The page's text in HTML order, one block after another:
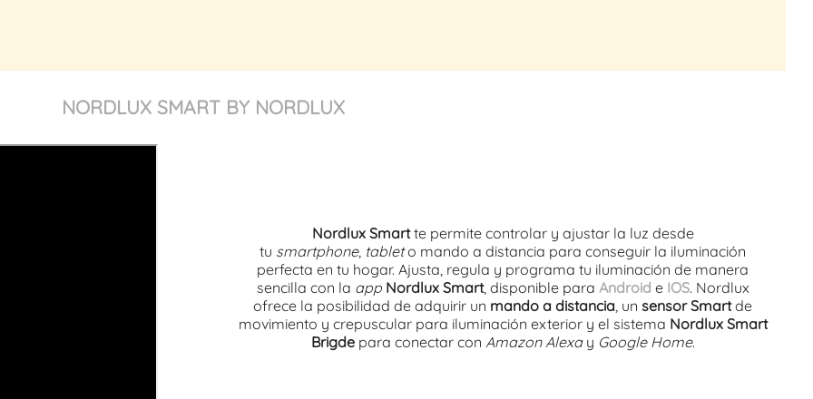
NORDLUX SMART BY NORDLUX
Nordlux Smartte permite controlar y ajustar la luz desde
tu smartphone, tableto mando a distancia para conseguir la iluminación
perfecta en tu hogar. Ajusta, regula y programa tu iluminación de manera
sencilla con la app Nordlux Smart, disponible para Android e IOS. Nordlux
ofrece la posibilidad de adquirir un mando a distancia , un sensor Smartde
movimiento y crepuscular para iluminación exterior y el sistema Nordlux Smart
Brigdepara conectar con Amazon Alexay Google Home.